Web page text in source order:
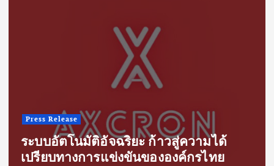
Press Release
ระบบอัตโนมัติอัจฉริยะ ก้าวสู่ความได้
เปรียบทางการแข่งขันขององค์กรไทย